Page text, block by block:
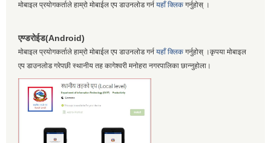
मोबाइल प्रयोगकर्ताले हाम्रो मोबाईल एप डाउनलोड गर्न यहाँ क्लिक गर्नुहोस् ।
एण्डरोईड(Android)
मोबाइल प्रयोगकर्ताले हाम्रो मोबाईल एप डाउनलोड गर्न यहाँ क्लिक गर्नुहोस् ।कृपया मोबाइल
एप डाउनलोड गरेपछी स्थानीय तह कागेश्वरी मनोहरा नगरपालिका छान्नुहोला।